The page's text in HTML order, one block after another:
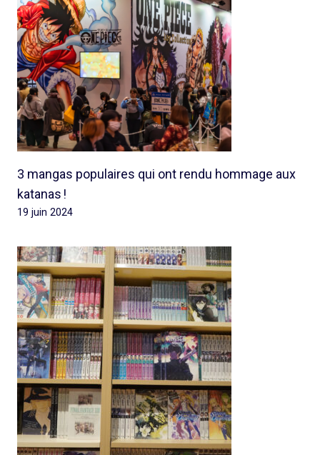
3 mangas populaires qui ont rendu hommage aux
katanas !
19 juin 2024